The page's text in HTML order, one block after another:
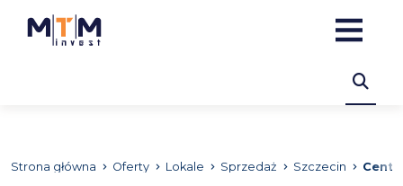
Strona główna Oferty Lokale Sprzedaż Szczecin